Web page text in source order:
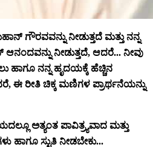
ಗೌರವವನ್ನು ನೀಡುತ್ತದೆ ಮತ್ತು ನನ್ನ
ನೀಡುತ್ತದೆ, ಆದರೆ... ನೀವು
ಹಾಗೂ ನನ್ನ ಹೃದಯಕ್ಕೆ ಹೆಚ್ಚಿನ
ಈ ರೀತಿ ಚಿಕ್ಕ ಮಣಿಗಳ ಪ್ರಾರ್ಥನೆಯನ್ನು
ಅತ್ಯಂತ ಪಾವಿತ್ರ್ಯವಾದ ಮತ್ತು
ಹಾಗೂ ಸ್ಟುತಿ ನೀಡಬೇಕು...